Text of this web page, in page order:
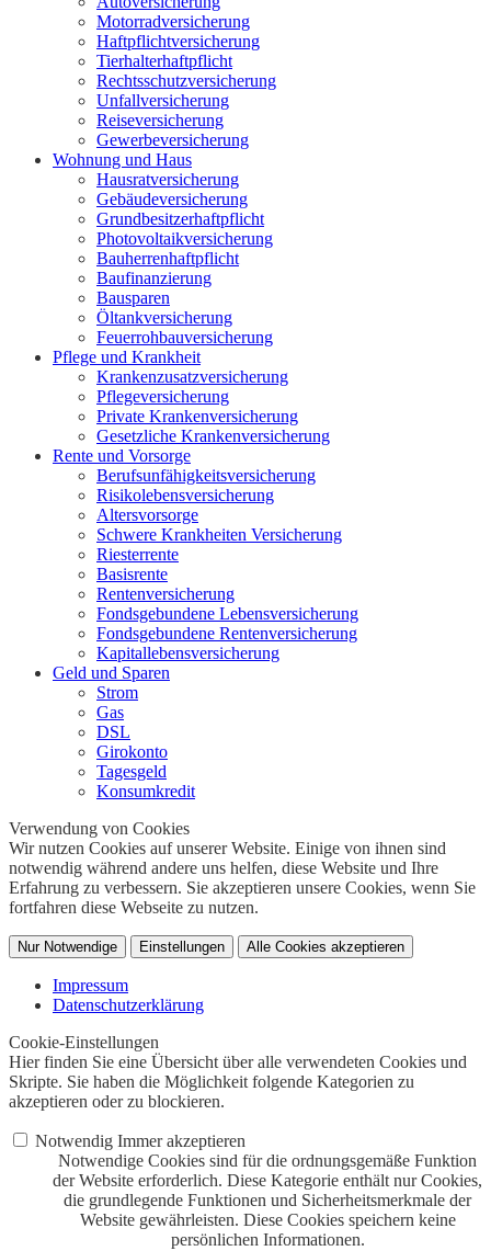
Motorradversicherung
Haftpflichtversicherung
Tierhalterhaftpflicht
Rechtsschutzversicherung
Unfallversicherung
Reiseversicherung
Gewerbeversicherung
Wohnung und Haus
Hausratversicherung
Gebäudeversicherung
Grundbesitzerhaftpflicht
Photovoltaikversicherung
Bauherrenhaftpflicht
Baufinanzierung
Bausparen
Öltankversicherung
Feuerrohbauversicherung
Pflege und Krankheit
Krankenzusatzversicherung
Pflegeversicherung
Private Krankenversicherung
Gesetzliche Krankenversicherung
Rente und Vorsorge
Berufs­unfähigkeitsversicherung
Risikolebensversicherung
Altersvorsorge
Schwere Krankheiten Versicherung
Riesterrente
Basisrente
Rentenversicherung
Fondsgebundene Lebensversicherung
Fondsgebundene Rentenversicherung
Kapitallebensversicherung
Geld und Sparen
Strom
Gas
DSL
Girokonto
Tagesgeld
Konsumkredit
Verwendung von Cookies
Wir nutzen Cookies auf unserer Website. Einige von ihnen sind
notwendig während andere uns helfen, diese Website und Ihre
Erfahrung zu verbessern. Sie akzeptieren unsere Cookies, wenn Sie
fortfahren diese Webseite zu nutzen.
Nur Notwendige Einstellungen Alle Cookies akzeptieren
Impressum
Datenschutzerklärung
Cookie-Einstellungen
Hier finden Sie eine Übersicht über alle verwendeten Cookies und
Skripte. Sie haben die Möglichkeit folgende Kategorien zu
akzeptieren oder zu blockieren.
Notwendig Immer akzeptieren
Notwendige Cookies sind für die ordnungsgemäße Funktion
der Website erforderlich. Diese Kategorie enthält nur Cookies,
die grundlegende Funktionen und Sicherheitsmerkmale der
Website gewährleisten. Diese Cookies speichern keine
persönlichen Informationen.